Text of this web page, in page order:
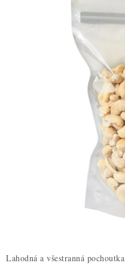
DÁRKOVÉ POUKAZY
TÉMATICKÉ PRODUKTY
Lahodná a všestranná pochoutka